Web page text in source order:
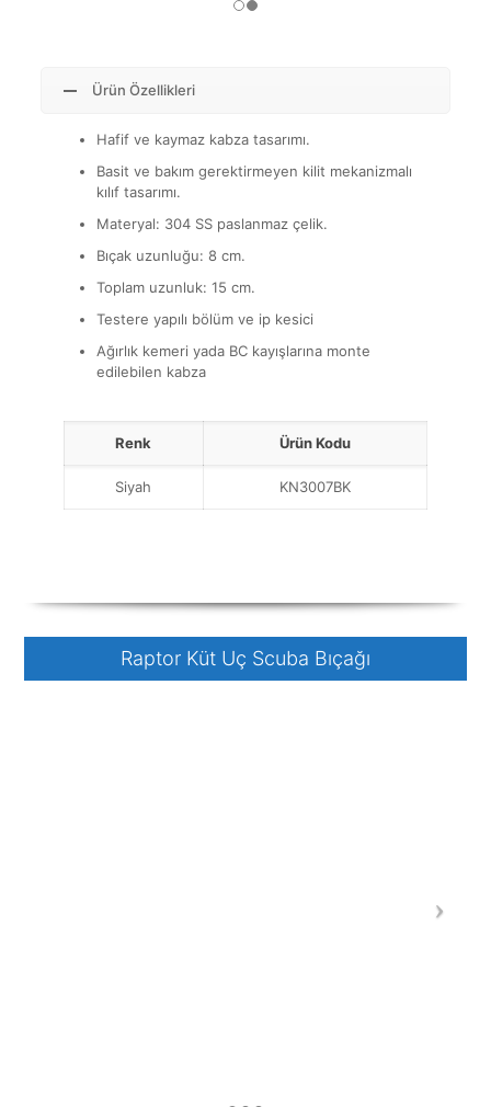
Ürün Özellikleri
Hafif ve kaymaz kabza tasarımı.
Basit ve bakım gerektirmeyen kilit mekanizmalı
kılıf tasarımı.
Materyal: 304 SS paslanmaz çelik.
Bıçak uzunluğu: 8 cm.
Toplam uzunluk: 15 cm.
Testere yapılı bölüm ve ip kesici
Ağırlık kemeri yada BC kayışlarına monte
edilebilen kabza
Renk Ürün Kodu
Siyah KN3007BK
Raptor Küt Uç Scuba Bıçağı